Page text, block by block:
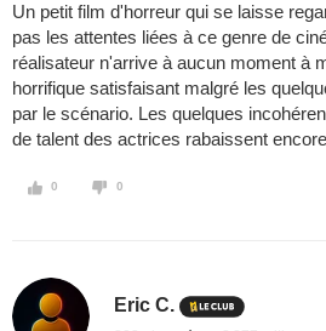
Un petit film d'horreur qui se laisse
pas les attentes liées à ce genre de
réalisateur n'arrive à aucun moment à
horrifique satisfaisant malgré les
par le scénario. Les quelques
de talent des actrices rabaissent
0 0
Eric C.